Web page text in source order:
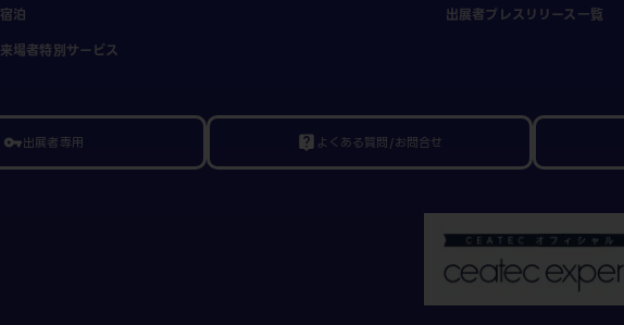
宿泊
来場者特別サービス
出展者プレスリリース一覧
vpn_key出展者専用 live_help よくある質問/お問合せ